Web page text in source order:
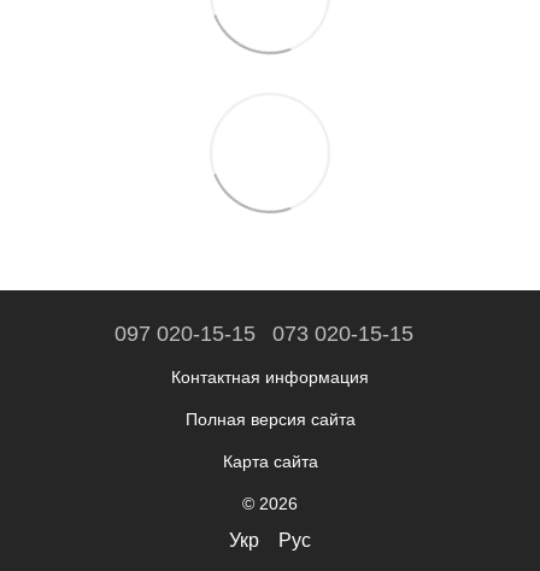
097 020-15-15 073 020-15-15
Контактная информация
Полная версия сайта
Карта сайта
© 2026
Укр Рус